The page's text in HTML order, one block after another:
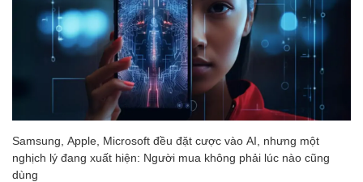
Samsung, Apple, Microsoft đều đặt cược vào AI, nhưng một
nghịch lý đang xuất hiện: Người mua không phải lúc nào cũng
dùng